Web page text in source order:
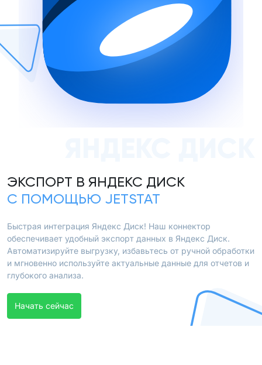
ЭКСПОРТ В ЯНДЕКС ДИСК
С ПОМОЩЬЮ JETSTAT
Быстрая интеграция Яндекс Диск! Наш коннектор
обеспечивает удобный экспорт данных в Яндекс Диск.
Автоматизируйте выгрузку, избавьтесь от ручной обработки
и мгновенно используйте актуальные данные для отчетов и
глубокого анализа.
Начать сейчас